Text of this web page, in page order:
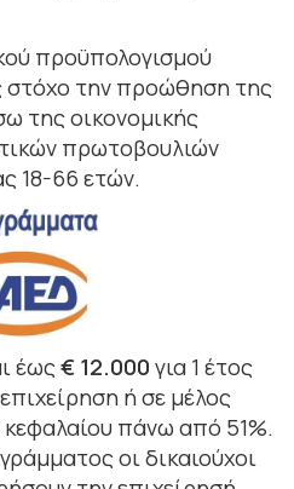
προϋπολογισμού
στόχο την προώθηση της
της οικονομικής
πρωτοβουλιών
18-66 ετών.
έως€ 12.000 για 1 έτος
ή σε μέλος
πάνω από 51%.
οι δικαιούχοι